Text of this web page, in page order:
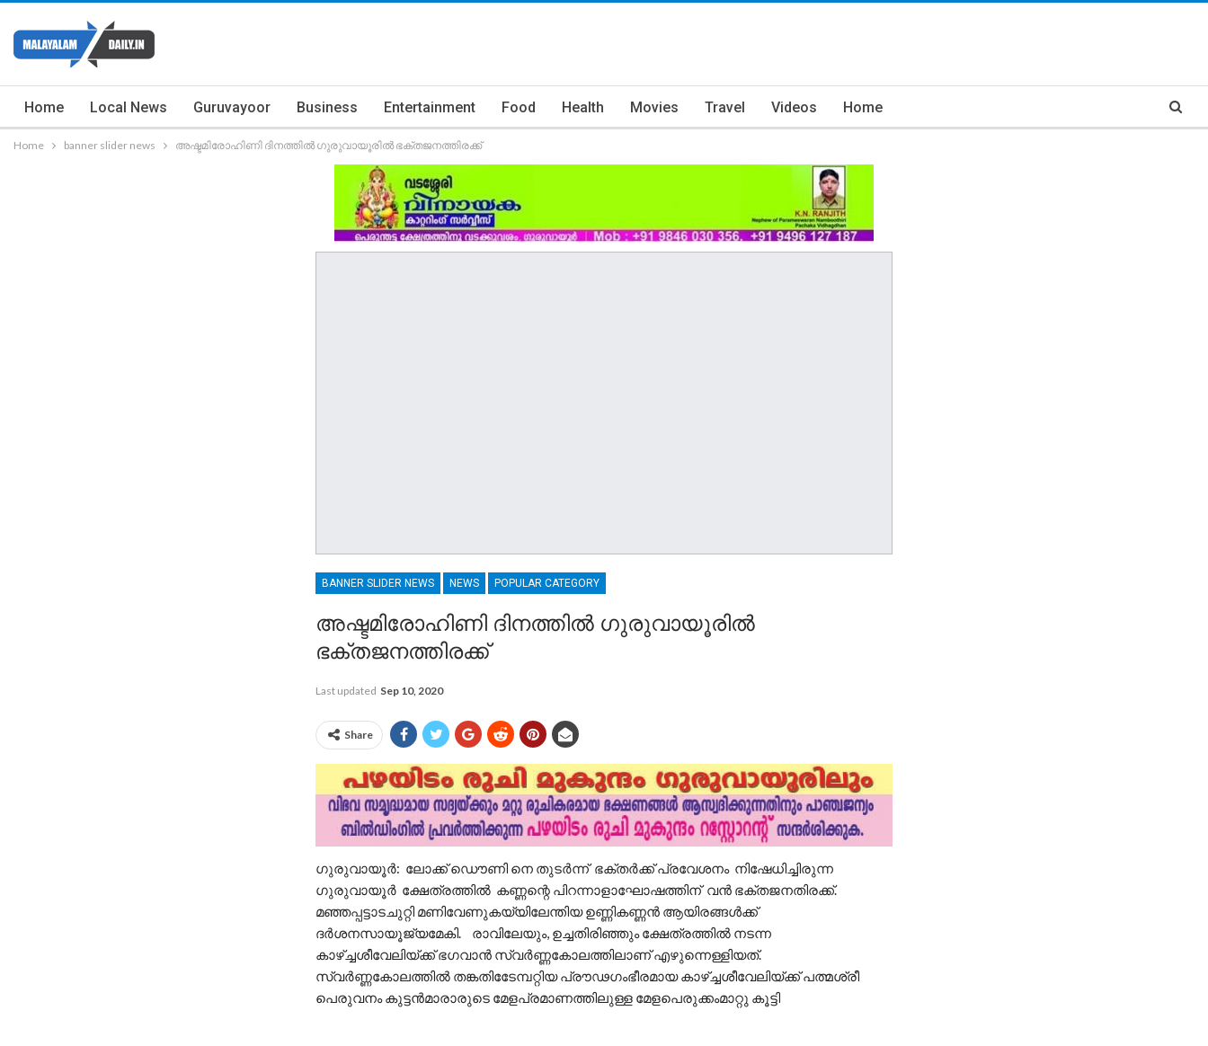
Home Local News Guruvayoor Business Entertainment Food Health Movies Travel Videos Home
Home banner slider news അഷ്ടമിരോഹിണി ദിനത്തില്‍ ഗുരുവായൂരില്‍ ഭക്തജനത്തിരക്ക്
BANNER SLIDER NEWS NEWS POPULAR CATEGORY
അഷ്ടമിരോഹിണി ദിനത്തില്‍ ഗുരുവായൂരില്‍
ഭക്തജനത്തിരക്ക്
Last updated Sep 10, 2020
Share
ഗുരുവായൂര്‍: ലോക്ക് ഡൌണി നെ തുടര്‍ന്ന്‍ ഭക്തര്‍ക്ക് പ്രവേശനം നിഷേധിച്ചിരുന്ന
ഗുരുവായൂര്‍ ക്ഷേത്രത്തില്‍ കണ്ണന്റെ പിറന്നാളാഘോഷത്തിന് വന്‍ ഭക്തജനതിരക്ക്.
മഞ്ഞപ്പട്ടാടചുറ്റി മണിവേണുകയ്യിലേന്തിയ ഉണ്ണികണ്ണന്‍ ആയിരങ്ങള്‍ക്ക്
ദര്‍ശനസായൂജ്യമേകി. രാവിലേയും, ഉച്ചതിരിഞ്ഞും ക്ഷേത്രത്തില്‍ നടന്ന
കാഴ്ച്ചശീവേലിയ്ക്ക് ഭഗവാന്‍ സ്വര്‍ണ്ണകോലത്തിലാണ് എഴുന്നെള്ളിയത്.
സ്വര്‍ണ്ണകോലത്തില്‍ തങ്കതിടേേമ്പറ്റിയ പ്രൗഢഗംഭീരമായ കാഴ്ച്ചശീവേലിയ്ക്ക് പത്മശ്രീ
പെരുവനം കുട്ടന്‍മാരാരുടെ മേളപ്രമാണത്തിലുള്ള മേളപെരുക്കംമാറ്റു കൂട്ടി